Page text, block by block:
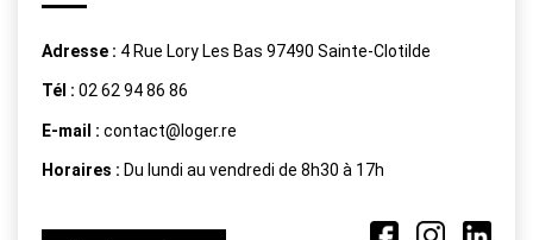
Adresse : 4 Rue Lory Les Bas 97490 Sainte-Clotilde
Tél : 02 62 94 86 86
E-mail : contact@loger.re
Horaires : Du lundi au vendredi de 8h30 à 17h